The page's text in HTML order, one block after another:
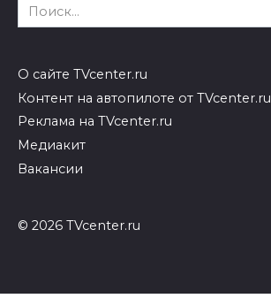
Search
for:
О сайте TVcenter.ru
Контент на автопилоте от TVcenter.ru
Реклама на TVcenter.ru
Медиакит
Вакансии
© 2026 TVcenter.ru